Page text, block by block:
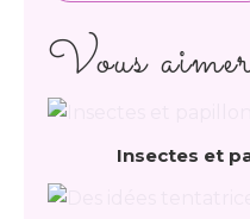
Vous
Insectes et